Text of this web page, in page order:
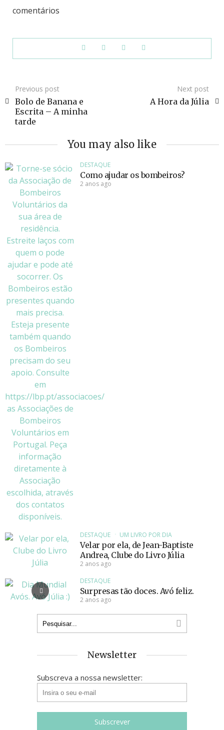
comentários
Previous post
Bolo de Banana e
Escrita – A minha
tarde
Next post
A Hora da Júlia
You may also like
DESTAQUE
Como ajudar os bombeiros?
2 anos ago
DESTAQUE UM LIVRO POR DIA
Velar por ela, de Jean-Baptiste
Andrea, Clube do Livro Júlia
2 anos ago
DESTAQUE
Surpresas tão doces. Avó feliz.
2 anos ago
Newsletter
Subscreva a nossa newsletter: